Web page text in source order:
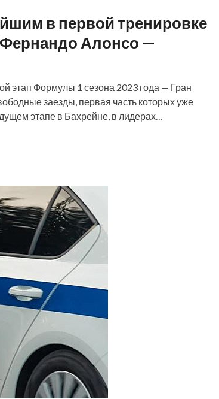
в первой тренировке
Алонсо —
этап Формулы 1 сезона 2023 года — Гран
заезды, первая часть которых уже
этапе в Бахрейне, в лидерах…